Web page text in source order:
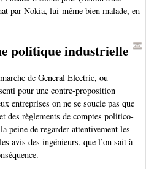
par Nokia, lui-même bien malade, en
politique industrielle
de General Electric, ou
pour une contre-proposition
entreprises on ne se soucie pas que
des règlements de comptes politico-
peine de regarder attentivement les
avis des ingénieurs, que l’on sait à